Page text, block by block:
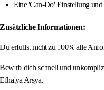
Eine 'Can-Do' Einstellung
Zusätzliche Informationen:
Du erfüllst nicht zu 100% alle
Bewirb dich schnell und
Efhalya Arsya.